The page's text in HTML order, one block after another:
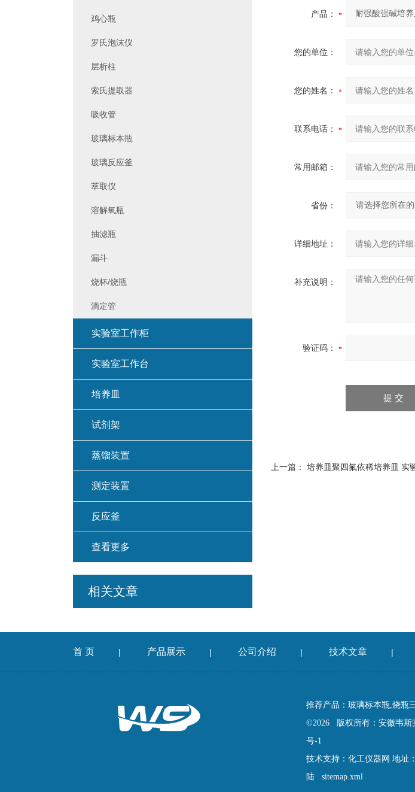
产品：
您的单位：
您的姓名：
联系电话：
常用邮箱：
省份：
详细地址：
补充说明：
验证码：
上一篇： 培养皿聚四氟依稀培养皿 实验室细胞培养皿
鸡心瓶
罗氏泡沫仪
层析柱
索氏提取器
吸收管
玻璃标本瓶
玻璃反应釜
萃取仪
溶解氧瓶
抽滤瓶
漏斗
烧杯/烧瓶
滴定管
实验室工作柜
实验室工作台
培养皿
试剂架
蒸馏装置
测定装置
反应釜
查看更多
相关文章
首 页 | 产品展示 | 公司介绍 | 技术文章 |
推荐产品：玻璃标本瓶,烧瓶
©2026 版权所有：安徽韦斯
号-1
技术支持： 化工仪器网 地址
陆
sitemap.xml